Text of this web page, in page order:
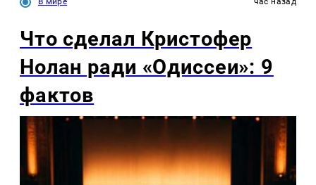
Что сделал Кристофер
Нолан ради «Одиссеи»: 9
фактов